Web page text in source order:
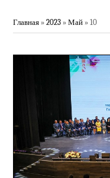
Главная »2023 » Май » 10